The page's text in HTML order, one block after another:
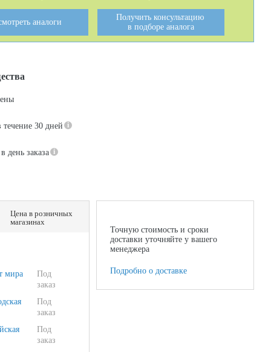
аналоги
Получить консультацию
в подборе аналога
течение 30 дней
день заказа
Цена в розничных
магазинах
мира
Под
заказ
Под
заказ
Под
заказ
Точную стоимость и сроки
доставки уточняйте у вашего
менеджера
Подробно о доставке